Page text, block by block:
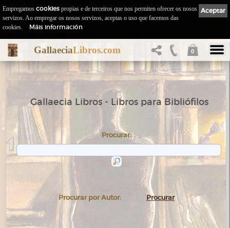
GallaeciaLibros.com 0
Gallaecia Libros - Libros para Bibliófilos
Procurar:
Procurar por Autor: Procurar
Aceptar
Empregamos cookies propias e de terceiros que nos permiten ofrecer os nosos
servizos. Ao empregar os nosos servizos, aceptas o uso que facemos das
cookies.
Máis información